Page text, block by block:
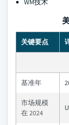
WM技术
关键要点
基准年
市场规模
在 2024